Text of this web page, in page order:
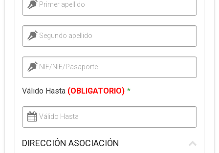
Primer apellido
Segundo apellido
NIF/NIE/Pasaporte
Válido Hasta (OBLIGATORIO) *
Válido Hasta
DIRECCIÓN ASOCIACIÓN